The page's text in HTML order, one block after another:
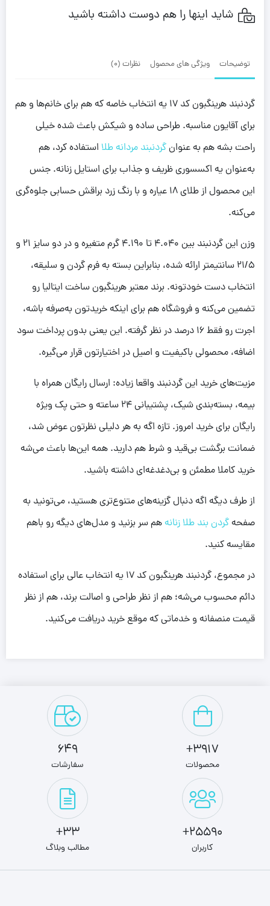
شاید اینها را هم دوست داشته باشید
توضیحات ویژگی های محصول نظرات (0)
گردنبند هرینگبون کد 17 یه انتخاب خاصه که هم برای خانم‌ها و هم
برای آقایون مناسبه. طراحی ساده و شیکش باعث شده خیلی
راحت بشه هم به عنوانگردنبند مردانه طلا استفاده کرد، هم
به‌عنوان یه اکسسوری ظریف و جذاب برای استایل زنانه. جنس
این محصول از طلای 18 عیاره و با رنگ زرد براقش حسابی جلوه‌گری
می‌کنه.
وزن این گردنبند بین 4.040 تا 4.190 گرم متغیره و در دو سایز 21 و
21/5 سانتیمتر ارائه شده، بنابراین بسته به فرم گردن و سلیقه،
انتخاب دست خودتونه. برند معتبر هرینگبون ساخت ایتالیا رو
تضمین می‌کنه و فروشگاه هم برای اینکه خریدتون به‌صرفه باشه،
اجرت رو فقط 16 درصد در نظر گرفته. این یعنی بدون پرداخت سود
اضافه، محصولی باکیفیت و اصیل در اختیارتون قرار می‌گیره.
مزیت‌های خرید این گردنبند واقعا زیاده: ارسال رایگان همراه با
بیمه، بسته‌بندی شیک، پشتیبانی 24 ساعته و حتی پک ویژه
رایگان برای خرید امروز. تازه اگه به هر دلیلی نظرتون عوض شد،
ضمانت برگشت بی‌قید و شرط هم دارید. همه این‌ها باعث می‌شه
خرید کاملا مطمئن و بی‌دغدغه‌ای داشته باشید.
از طرف دیگه اگه دنبال گزینه‌های متنوع‌تری هستید، می‌تونید به
صفحهگردن بند طلا زنانههم سر بزنید و مدل‌های دیگه رو باهم
مقایسه کنید.
در مجموع، گردنبند هرینگبون کد 17 یه انتخاب عالی برای استفاده
دائم محسوب می‌شه؛ هم از نظر طراحی و اصالت برند، هم از نظر
قیمت منصفانه و خدماتی که موقع خرید دریافت می‌کنید.
3917+
محصولات
649
سفارشات
25590+
کاربران
33+
مطالب وبلاگ